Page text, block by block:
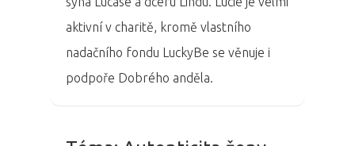
aktivní v charitě, kromě vlastního
nadačního fondu LuckyBe se věnuje i
podpoře Dobrého anděla.
Domů
Program 26.3.
Program 27.3.
Osobnosti